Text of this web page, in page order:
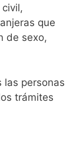
que
de sexo,
las personas
trámites